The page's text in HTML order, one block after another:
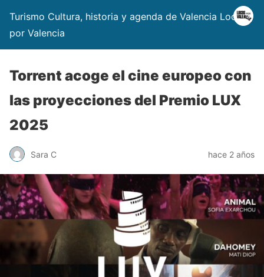
Turismo Cultura, historia y agenda de Valencia Locos
por Valencia
Torrent acoge el cine europeo con
las proyecciones del Premio LUX
2025
Sara C hace 2 años